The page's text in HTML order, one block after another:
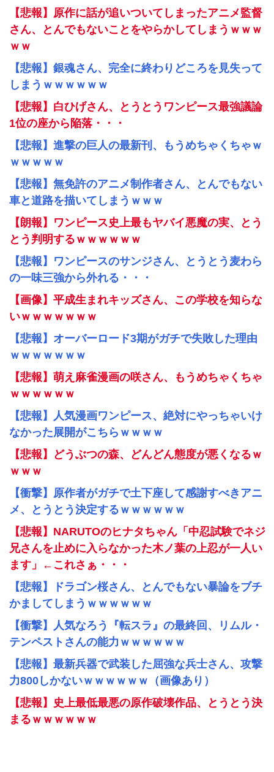
【悲報】原作に話が追いついてしまったアニメ監督
さん、とんでもないことをやらかしてしまうｗｗｗ
ｗｗ
【悲報】銀魂さん、完全に終わりどころを見失って
しまうｗｗｗｗｗｗ
【悲報】白ひげさん、とうとうワンピース最強議論
1位の座から陥落・・・
【悲報】進撃の巨人の最新刊、もうめちゃくちゃｗ
ｗｗｗｗｗ
【悲報】無免許のアニメ制作者さん、とんでもない
車と道路を描いてしまうｗｗｗ
【朗報】ワンピース史上最もヤバイ悪魔の実、とう
とう判明するｗｗｗｗｗｗ
【悲報】ワンピースのサンジさん、とうとう麦わら
の一味三強から外れる・・・
【画像】平成生まれキッズさん、この学校を知らな
いｗｗｗｗｗｗｗ
【悲報】オーバーロード3期がガチで失敗した理由
ｗｗｗｗｗｗｗ
【悲報】萌え麻雀漫画の咲さん、もうめちゃくちゃ
ｗｗｗｗｗｗ
【悲報】人気漫画ワンピース、絶対にやっちゃいけ
なかった展開がこちらｗｗｗｗ
【悲報】どうぶつの森、どんどん態度が悪くなるｗ
ｗｗｗ
【衝撃】原作者がガチで土下座して感謝すべきアニ
メ、とうとう決定するｗｗｗｗｗｗ
【悲報】NARUTOのヒナタちゃん「中忍試験でネジ
兄さんを止めに入らなかった木ノ葉の上忍が一人い
ます」←これさぁ・・・
【悲報】ドラゴン桜さん、とんでもない暴論をブチ
かましてしまうｗｗｗｗｗｗ
【衝撃】人気なろう『転スラ』の最終回、リムル・
テンペストさんの能力ｗｗｗｗｗｗ
【悲報】最新兵器で武装した屈強な兵士さん、攻撃
力800しかないｗｗｗｗｗｗ（画像あり）
【悲報】史上最低最悪の原作破壊作品、とうとう決
まるｗｗｗｗｗｗ